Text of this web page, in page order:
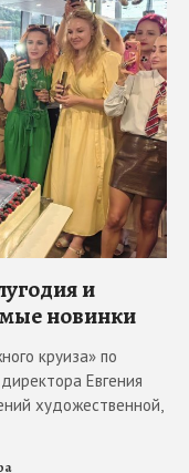
и
новинки
круиза» по
Евгения
художественной,